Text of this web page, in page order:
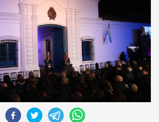
ARCHIVO
DECLARACIONES
OPINIÓN
ALTAMIRA RESPONDE
Política Obrera Revista
CONTACTO